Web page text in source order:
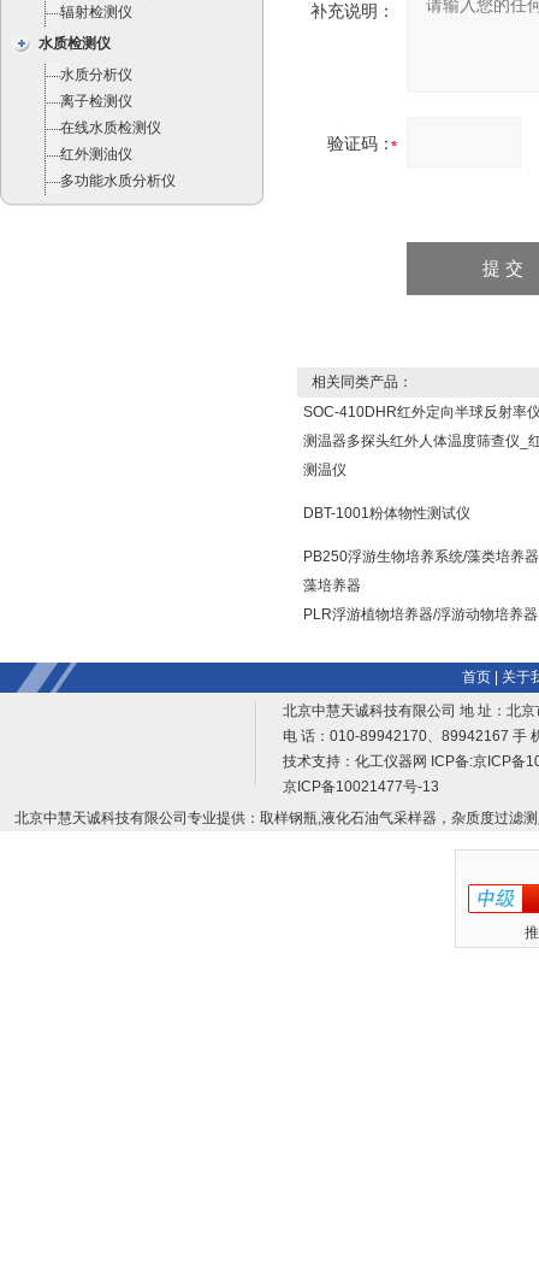
辐射检测仪
水质检测仪
水质分析仪
离子检测仪
在线水质检测仪
红外测油仪
多功能水质分析仪
补充说明：
验证码：
相关同类产品：
SOC-410DHR红外定向半球反射率
测温器多探头红外人体温度筛查仪_
测温仪
DBT-1001粉体物性测试仪
PB250浮游生物培养系统/藻类培养
藻培养器
PLR浮游植物培养器/浮游动物培养器
首页|
关于
北京中慧天诚科技有限公司 地 址：北
电 话：010-89942170、89942167 手
技术支持： 化工仪器网 ICP备:京ICP备
京ICP备10021477号-13
北京中慧天诚科技有限公司专业提供：取样钢瓶,液化石油气采样器，杂质度过滤